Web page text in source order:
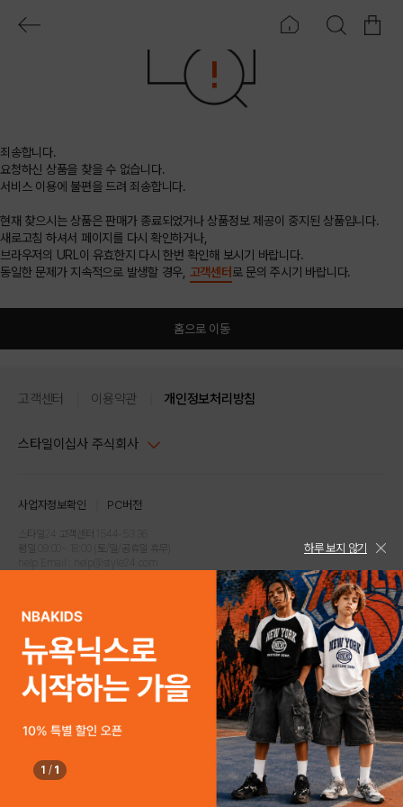
죄송합니다.
요청하신 상품을 찾을 수 없습니다.
서비스 이용에 불편을 드려 죄송합니다.
현재 찾으시는 상품은 판매가 종료되었거나 상품정보 제공이 중지된 상품입니다.
새로고침 하셔서 페이지를 다시 확인하거나,
브라우저의 URL이 유효한지 다시 한번 확인해 보시기 바랍니다.
동일한 문제가 지속적으로 발생할 경우, 고객센터 로 문의 주시기 바랍니다.
홈으로 이동
고객센터 이용약관 개인정보처리방침
스타일이십사 주식회사
주소 : 서울시 강남구 논현로 633, 6층 (논현동, 한세엠케이빌딩)
사업자등록번호 : 116-81-32499
통신판매업신고번호 : 제 2024-서울강남-04239
고객센터 1544-5336(평일 09:00~ 18:00 토/일/공휴일 휴무)
사업자정보확인 PC버전
스타일24 고객센터 1544-5336
평일 09:00~ 18:00 (토/일/공휴일 휴무)
COPYRIGHTⓒ2021 STYLE24 ALL RIGHTS RESERVED.
하루 보지 않기
1 / 1